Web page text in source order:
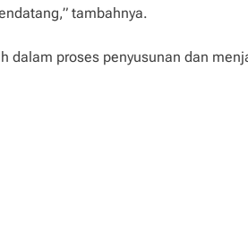
tambahnya.
dalam proses penyusunan dan